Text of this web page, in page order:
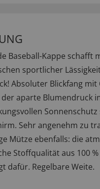
Baseball-Kappe schafft
sportlicher
Absoluter Blickfang mit
der aparte Blumendruck
Sehr angenehm zu
Mütze ebenfalls: die
Stoffqualität aus 100 %
dafür. Regelbare Weite.